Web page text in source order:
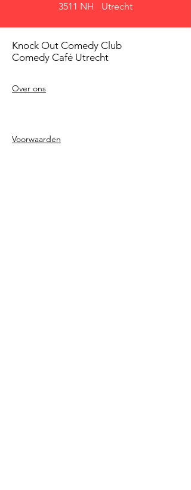
3511 NH Utrecht
Knock Out Comedy Club
Comedy Café Utrecht
Over ons
Voorwaarden